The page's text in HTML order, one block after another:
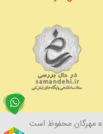
مهرگان محفوظ است